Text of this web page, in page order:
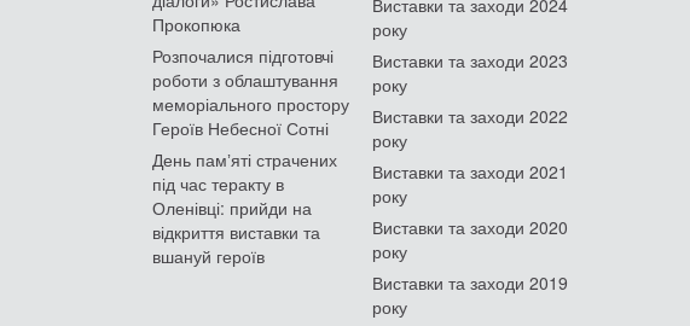
Прокопюка
Розпочалися підготовчі
роботи з облаштування
меморіального простору
Героїв Небесної Сотні
День памʼяті страчених
під час теракту в
Оленівці: прийди на
відкриття виставки та
вшануй героїв
року
Виставки та заходи 2023
року
Виставки та заходи 2022
року
Виставки та заходи 2021
року
Виставки та заходи 2020
року
Виставки та заходи 2019
року